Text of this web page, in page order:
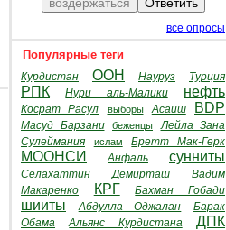
все опросы
Популярные теги
Курдистан ООН Науруз Турция
РПК Нури аль-Малики нефть
Косрат Расул выборы Асаиш BDP
Масуд Барзани беженцы
Лейла Зана
Сулеймания
ислам Бретт Мак-Герк
МООНСИ Анфаль сунниты
Селахаттин Демирташ
Вадим
Макаренко
КРГ Бахман Гобади
шииты Абдулла Оджалан
Барак
Обама
Альянс Курдистана ДПК